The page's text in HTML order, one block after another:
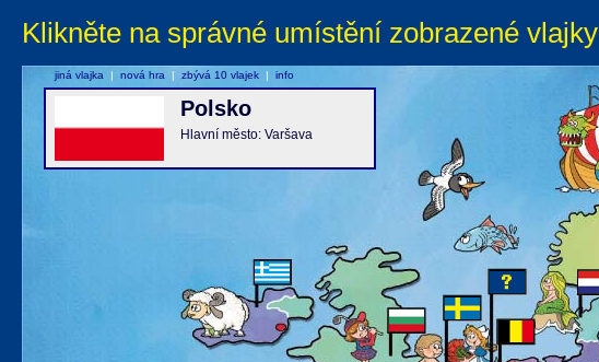
Klikněte na správné umístění zobrazené vlajky
Polsko
Hlavní město: Varšava
jiná vlajka | nová hra | zbývá 10 vlajek | info